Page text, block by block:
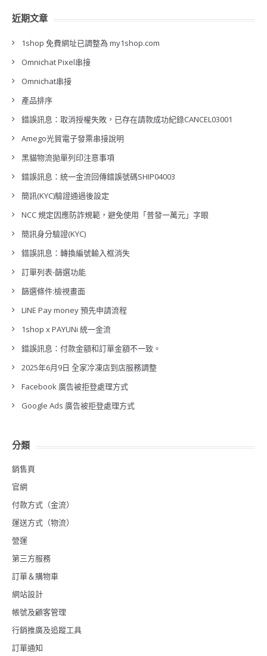
近期文章
1shop 免費網址已調整為 my1shop.com
Omnichat Pixel串接
Omnichat串接
產品排序
錯誤訊息：取消授權失敗，已存在請款成功紀錄CANCEL03001
Amego光貿電子發票串接說明
黑貓物流拋單列印注意事項
錯誤訊息：統一金流回傳錯誤號碼SHIP04003
簡訊(KYC)驗證通過後設定
NCC 規定因應防詐規範，避免使用「普發一萬元」字眼
簡訊身分驗證(KYC)
錯誤訊息：轉換編號輸入框消失
訂單列表-篩選功能
篩選條件:檢視畫面
LINE Pay money 預先申請流程
1shop x PAYUNi 統一金流
錯誤訊息：付款金額和訂單金額不一致。
2025年6月9日 全家冷凍店到店服務調整
Facebook 廣告被拒登處理方式
Google Ads 廣告被拒登處理方式
分類
銷售頁
官網
付款方式（金流）
運送方式（物流）
營運
第三方服務
訂單＆購物車
網站設計
帳號及顧客管理
行銷推廣及追蹤工具
訂單通知